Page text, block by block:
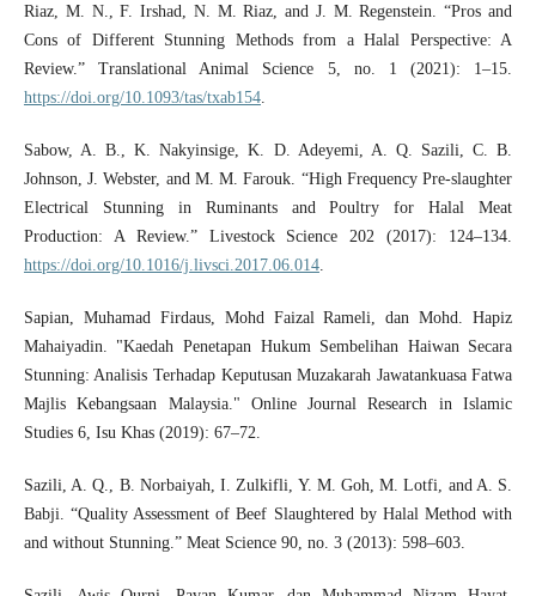
Riaz, M. N., F. Irshad, N. M. Riaz, and J. M. Regenstein. “Pros and
Cons of Different Stunning Methods from a Halal Perspective: A
Review.” Translational Animal Science 5, no. 1 (2021): 1–15.
https://doi.org/10.1093/tas/txab154.
Sabow, A. B., K. Nakyinsige, K. D. Adeyemi, A. Q. Sazili, C. B.
Johnson, J. Webster, and M. M. Farouk. “High Frequency Pre-slaughter
Electrical Stunning in Ruminants and Poultry for Halal Meat
Production: A Review.” Livestock Science 202 (2017): 124–134.
https://doi.org/10.1016/j.livsci.2017.06.014.
Sapian, Muhamad Firdaus, Mohd Faizal Rameli, dan Mohd. Hapiz
Mahaiyadin. "Kaedah Penetapan Hukum Sembelihan Haiwan Secara
Stunning: Analisis Terhadap Keputusan Muzakarah Jawatankuasa Fatwa
Majlis Kebangsaan Malaysia." Online Journal Research in Islamic
Studies 6, Isu Khas (2019): 67–72.
Sazili, A. Q., B. Norbaiyah, I. Zulkifli, Y. M. Goh, M. Lotfi, and A. S.
Babji. “Quality Assessment of Beef Slaughtered by Halal Method with
and without Stunning.” Meat Science 90, no. 3 (2013): 598–603.